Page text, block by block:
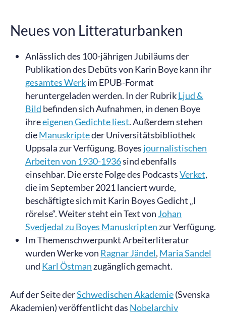
Neues von Litteraturbanken
Anlässlich des 100-jährigen Jubiläums der
Publikation des Debüts von Karin Boye kann ihr
gesamtes Werkim EPUB-Format
heruntergeladen werden. In der RubrikLjud &
Bild befinden sich Aufnahmen, in denen Boye
ihreeigenen Gedichte liest. Außerdem stehen
dieManuskripteder Universitätsbibliothek
Uppsala zur Verfügung. Boyes journalistischen
Arbeiten von 1930-1936sind ebenfalls
einsehbar. Die erste Folge des PodcastsVerket,
die im September 2021 lanciert wurde,
beschäftigte sich mit Karin Boyes Gedicht „I
rörelse“. Weiter steht ein Text von Johan
Svedjedal zu Boyes Manuskripten zur Verfügung.
Im Themenschwerpunkt Arbeiterliteratur
wurden Werke von Ragnar Jändel, Maria Sandel
und Karl Östman zugänglich gemacht.
Auf der Seite derSchwedischen Akademie(Svenska
Akademien) veröffentlicht das Nobelarchiv